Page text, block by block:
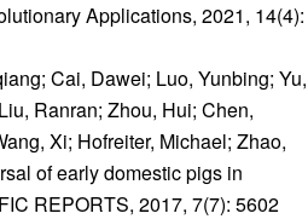
Applications, 2021, 14(4):
Cai, Dawei; Luo, Yunbing; Yu,
Ranran; Zhou, Hui; Chen,
Xi; Hofreiter, Michael; Zhao,
of early domestic pigs in
REPORTS, 2017, 7(7): 5602